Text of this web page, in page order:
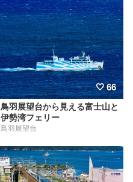
66
鳥羽展望台から見える富士山と
伊勢湾フェリー
鳥羽展望台